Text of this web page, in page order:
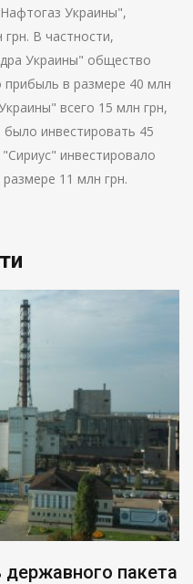
Украины",
В частности,
Украины" общество
прибыль в размере 40 млн
всего 15 млн грн,
инвестировать 45
инвестировало
11 млн грн.
державного пакета